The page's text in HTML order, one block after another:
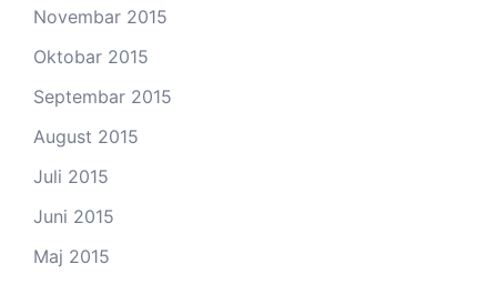
Novembar 2015
Oktobar 2015
Septembar 2015
August 2015
Juli 2015
Juni 2015
Maj 2015